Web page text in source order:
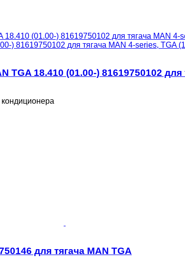
) 81619750102 для тягача MAN 4-series, TGA
TGA 18.410 (01.00-) 81619750102 для
для тягача MAN TGA